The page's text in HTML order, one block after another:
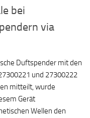
bei
via
Duftspender mit den
und 27300222
mitteilt, wurde
Gerät
Wellen den